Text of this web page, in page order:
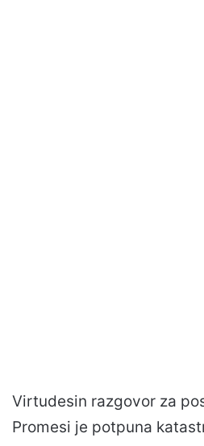
Virtudesin razgovor za
Promesi je potpuna